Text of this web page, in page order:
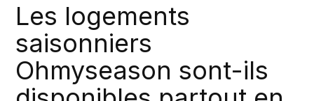
Les logements
saisonniers
Ohmyseason sont-ils